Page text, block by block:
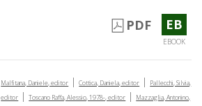
PDF EB
EBOOK
Malfitana, Daniele, editor | Cottica, Daniela, editor |
Pallecchi, Silvia,
editor | Toscano Raffa, Alessio, 1978-, editor |
Mazzaglia, Antonino,